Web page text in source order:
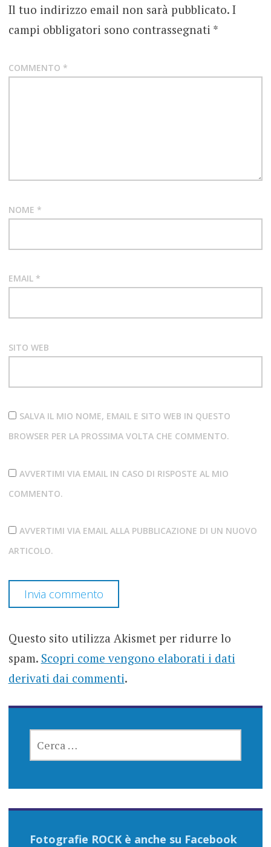
Il tuo indirizzo email non sarà pubblicato. I
campi obbligatori sono contrassegnati *
COMMENTO *
NOME *
EMAIL *
SITO WEB
SALVA IL MIO NOME, EMAIL E SITO WEB IN QUESTO
BROWSER PER LA PROSSIMA VOLTA CHE COMMENTO.
AVVERTIMI VIA EMAIL IN CASO DI RISPOSTE AL MIO
COMMENTO.
AVVERTIMI VIA EMAIL ALLA PUBBLICAZIONE DI UN NUOVO
ARTICOLO.
Questo sito utilizza Akismet per ridurre lo
spam. Scopri come vengono elaborati i dati
derivati dai commenti.
PER:
Fotografie ROCK è anche su Facebook